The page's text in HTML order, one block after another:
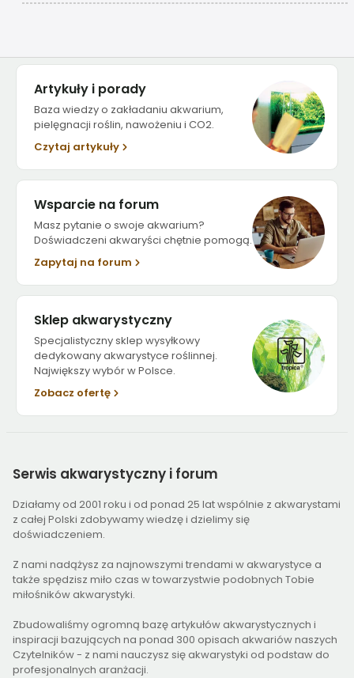
Artykuły i porady
Baza wiedzy o zakładaniu akwarium,
pielęgnacji roślin, nawożeniu i CO2.
Czytaj artykuły
Wsparcie na forum
Masz pytanie o swoje akwarium?
Doświadczeni akwaryści chętnie pomogą.
Zapytaj na forum
Sklep akwarystyczny
Specjalistyczny sklep wysyłkowy
dedykowany akwarystyce roślinnej.
Największy wybór w Polsce.
Zobacz ofertę
Serwis akwarystyczny i forum
Działamy od 2001 roku i od ponad 25 lat wspólnie z akwarystami
z całej Polski zdobywamy wiedzę i dzielimy się
doświadczeniem.
Z nami nadążysz za najnowszymi trendami w akwarystyce a
także spędzisz miło czas w towarzystwie podobnych Tobie
miłośników akwarystyki.
Zbudowaliśmy ogromną bazę artykułów akwarystycznych i
inspiracji bazujących na ponad 300 opisach akwariów naszych
Czytelników - z nami nauczysz się akwarystyki od podstaw do
profesjonalnych aranżacji.